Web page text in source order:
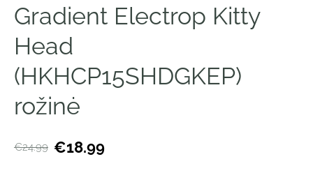
Gradient Electrop Kitty
Head
(HKHCP15SHDGKEP)
rožinė
€24.99 €18.99